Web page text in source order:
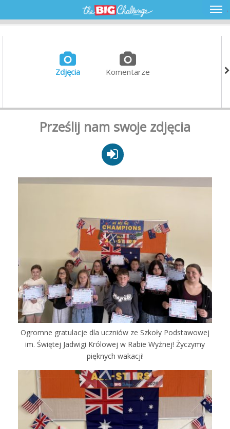
Zdjęcia Komentarze
Prześlij nam swoje zdjęcia
Ogromne gratulacje dla uczniów ze Szkoły Podstawowej
im. Świętej Jadwigi Królowej w Rabie Wyżnej! Życzymy
pięknych wakacji!